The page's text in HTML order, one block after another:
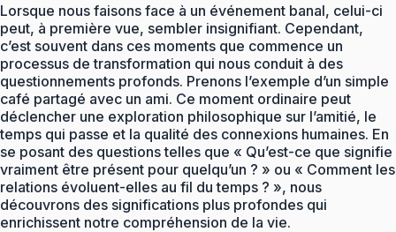
Lorsque nous faisons face à un événement banal, celui-ci
peut, à première vue, sembler insignifiant. Cependant,
c’est souvent dans ces moments que commence un
processus de transformation qui nous conduit à des
questionnements profonds. Prenons l’exemple d’un simple
café partagé avec un ami. Ce moment ordinaire peut
déclencher une exploration philosophique sur l’amitié, le
temps qui passe et la qualité des connexions humaines. En
se posant des questions telles que « Qu’est-ce que signifie
vraiment être présent pour quelqu’un ? » ou « Comment les
relations évoluent-elles au fil du temps ? », nous
découvrons des significations plus profondes qui
enrichissent notre compréhension de la vie.